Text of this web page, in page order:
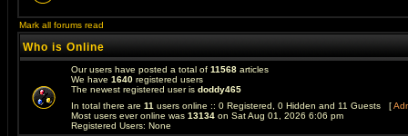
Mark all forums read
Who is Online
Our users have posted a total of 11568 articles
We have 1640 registered users
The newest registered user is doddy465
In total there are 11 users online :: 0 Registered, 0 Hidden and 11 Guests [
Most users ever online was 13134 on Sat Aug 01, 2026 6:06 pm
Registered Users: None